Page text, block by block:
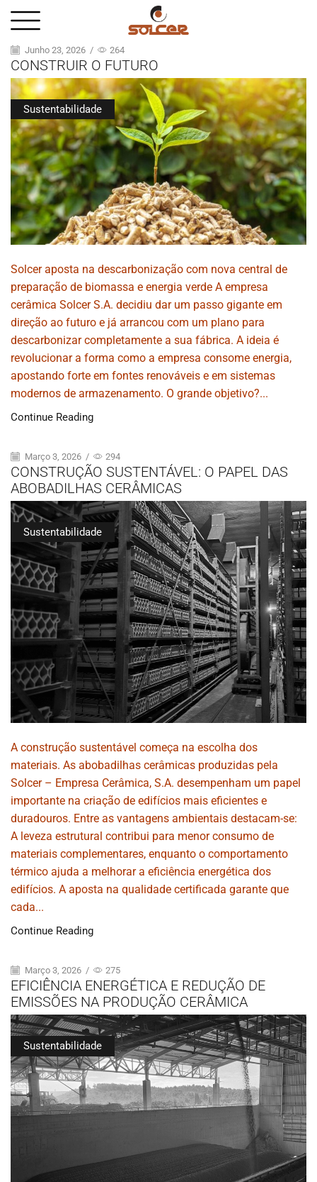
Junho 23, 2026 / 264
CONSTRUIR O FUTURO
Sustentabilidade
Solcer aposta na descarbonização com nova central de
preparação de biomassa e energia verde A empresa
cerâmica Solcer S.A. decidiu dar um passo gigante em
direção ao futuro e já arrancou com um plano para
descarbonizar completamente a sua fábrica. A ideia é
revolucionar a forma como a empresa consome energia,
apostando forte em fontes renováveis e em sistemas
modernos de armazenamento. O grande objetivo?...
Continue Reading
Março 3, 2026 / 294
CONSTRUÇÃO SUSTENTÁVEL: O PAPEL DAS
ABOBADILHAS CERÂMICAS
Sustentabilidade
A construção sustentável começa na escolha dos
materiais. As abobadilhas cerâmicas produzidas pela
Solcer – Empresa Cerâmica, S.A. desempenham um papel
importante na criação de edifícios mais eficientes e
duradouros. Entre as vantagens ambientais destacam-se:
A leveza estrutural contribui para menor consumo de
materiais complementares, enquanto o comportamento
térmico ajuda a melhorar a eficiência energética dos
edifícios. A aposta na qualidade certificada garante que
cada...
Continue Reading
Março 3, 2026 / 275
EFICIÊNCIA ENERGÉTICA E REDUÇÃO DE
EMISSÕES NA PRODUÇÃO CERÂMICA
Sustentabilidade